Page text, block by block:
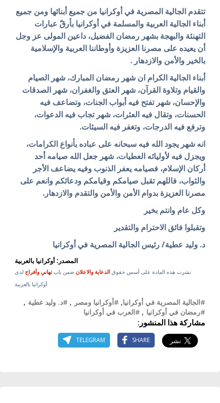
تتقدم الجالية المصرية في أوكرانيا من جميع أبنائها ومن جميع
أبناء الجالية العربية والمسلمة في أوكرانيا بأرقّ عبارات
التهنئة والبهجة بشهر رمضان الفضيل، داعين المولى عز وجل
أن يعيده على مصرنا العزيزة وأوطاننا العربية والإسلامية
بالخير والأمن والازدهار .
أبناء الجالية الكرام ان شهر رمضان المبارك، شهر الصيام
والقيام وتلاوة القرآن، شهر العتق والغفران، شهر الصدقات
والإحسان، شهر تفتح فيه أبواب الجنات، وتضاعف فيه
الحسنات، وتقال فيه العثرات، شهر تجاب فيه الدعوات،
وترفع فيه الدرجات، وتغفر فيه السيئات.
انه شهر يجود الله فيه سبحانه على عباده بأنواع الكرامات،
ويجزل فيه لأوليائه العطيات، شهر جعل الله صيامه أحد
أركان الإسلام، فصيامه يعفر الذنوب وفيه يضاعف الأجر
والثواب، فاللهم تقبل صيامكم وقيامكم ودعائكم وانعم على
مصرنا العزيزة بدوام الأمن والأمن والتقدم والازدهار.
وكل عام وانتم بخير
وتقبلوا فائق الاحترام والتقدير
د. وليد عطية/ رئيس الجالية المصرية في أوكرانيا
المصدر: أوكرانيا بالعربية
نشرت هذه المادة على أسس حقوق الدعاية والاعلان ضمن بابتهاني وأفراح لدى
أوكرانيا بالعربية
#الجالية المصرية في أوكرانيا, #أوكرانيا ومصر , #د. وليد عطية ,
#رمضان في أوكرانيا , #العرب في أوكرانيا
مشاركة هذا المنشور:
SHARE
TELEGRAM